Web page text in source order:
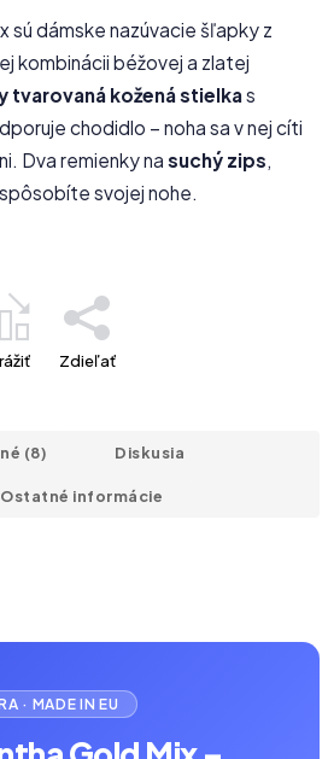
sú dámske nazúvacie šľapky z
kombinácii béžovej a zlatej
tvarovaná kožená stielkas
chodidlo – noha sa v nej cíti
Dva remienky na suchý zips,
svojej nohe.
Zdieľať
(8) Diskusia
Ostatné informácie
· MADE IN EU